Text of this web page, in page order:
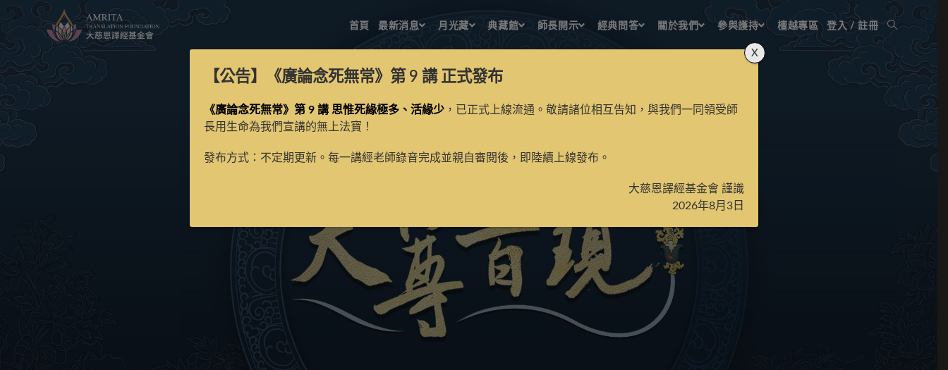
首頁 最新消息 月光藏 典藏館 師長開示 經典問答 關於我們 參與護持 檀越專區 登入 / 註冊
【公告】 《廣論念死無常》第 9 講正式發布
《廣論念死無常》第 9 講 思惟死緣極多、活緣少，已正式上線流通。敬請諸位相互告知，與我們一同領受師
長用生命為我們宣講的無上法寶！
發布方式：不定期更新。每一講經老師錄音完成並親自審閱後，即陸續上線發布。
大慈恩譯經基金會 謹識
2026年8月3日
X